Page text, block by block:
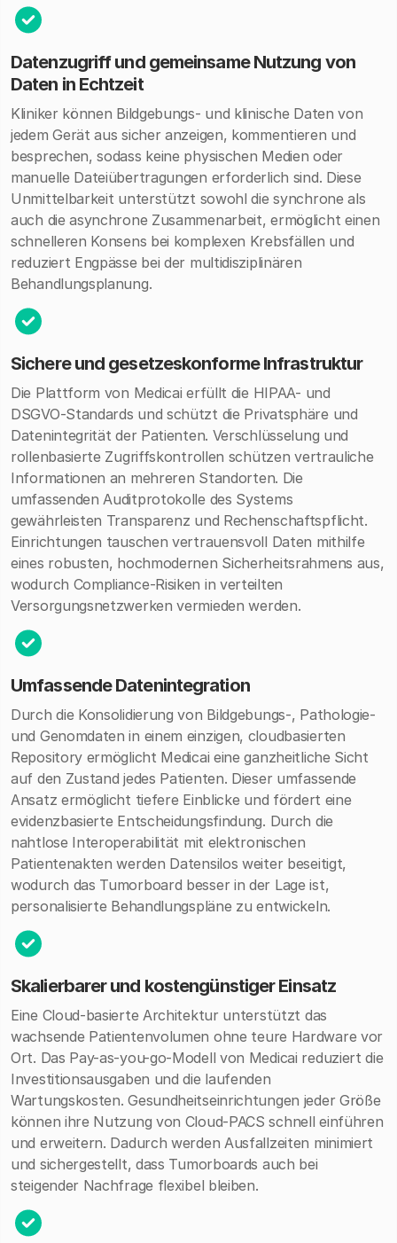
Datenzugriff und gemeinsame Nutzung von
Daten in Echtzeit
Kliniker können Bildgebungs- und klinische Daten von
jedem Gerät aus sicher anzeigen, kommentieren und
besprechen, sodass keine physischen Medien oder
manuelle Dateiübertragungen erforderlich sind. Diese
Unmittelbarkeit unterstützt sowohl die synchrone als
auch die asynchrone Zusammenarbeit, ermöglicht einen
schnelleren Konsens bei komplexen Krebsfällen und
reduziert Engpässe bei der multidisziplinären
Behandlungsplanung.
Sichere und gesetzeskonforme Infrastruktur
Die Plattform von Medicai erfüllt die HIPAA- und
DSGVO-Standards und schützt die Privatsphäre und
Datenintegrität der Patienten. Verschlüsselung und
rollenbasierte Zugriffskontrollen schützen vertrauliche
Informationen an mehreren Standorten. Die
umfassenden Auditprotokolle des Systems
gewährleisten Transparenz und Rechenschaftspflicht.
Einrichtungen tauschen vertrauensvoll Daten mithilfe
eines robusten, hochmodernen Sicherheitsrahmens aus,
wodurch Compliance-Risiken in verteilten
Versorgungsnetzwerken vermieden werden.
Umfassende Datenintegration
Durch die Konsolidierung von Bildgebungs-, Pathologie-
und Genomdaten in einem einzigen, cloudbasierten
Repository ermöglicht Medicai eine ganzheitliche Sicht
auf den Zustand jedes Patienten. Dieser umfassende
Ansatz ermöglicht tiefere Einblicke und fördert eine
evidenzbasierte Entscheidungsfindung. Durch die
nahtlose Interoperabilität mit elektronischen
Patientenakten werden Datensilos weiter beseitigt,
wodurch das Tumorboard besser in der Lage ist,
personalisierte Behandlungspläne zu entwickeln.
Skalierbarer und kostengünstiger Einsatz
Eine Cloud-basierte Architektur unterstützt das
wachsende Patientenvolumen ohne teure Hardware vor
Ort. Das Pay-as-you-go-Modell von Medicai reduziert die
Investitionsausgaben und die laufenden
Wartungskosten. Gesundheitseinrichtungen jeder Größe
können ihre Nutzung von Cloud-PACS schnell einführen
und erweitern. Dadurch werden Ausfallzeiten minimiert
und sichergestellt, dass Tumorboards auch bei
steigender Nachfrage flexibel bleiben.